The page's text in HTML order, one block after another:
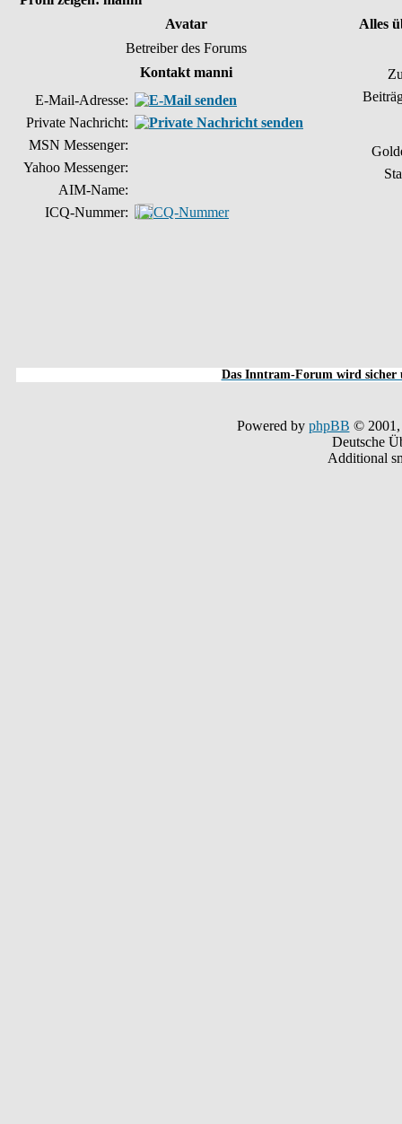
Avatar
Alles
Betreiber des Forums
Kontakt manni
E-Mail-Adresse:
Private Nachricht:
MSN Messenger:
Yahoo Messenger:
AIM-Name:
ICQ-Nummer:
Das Inntram-Forum wird sicher
Powered by phpBB © 2001,
Deutsche
Additional